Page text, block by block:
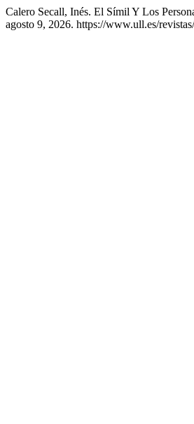
Calero Secall, Inés. El Símil Y Los
agosto 9, 2026. https://www.ull.es/